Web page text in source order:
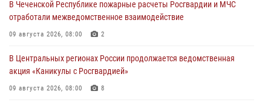
В Чеченской Республике пожарные расчеты Росгвардии и МЧС
отработали межведомственное взаимодействие
09 августа 2026, 08:00 2
В Центральных регионах России продолжается ведомственная
акция «Каникулы с Росгвардией»
09 августа 2026, 08:00 8